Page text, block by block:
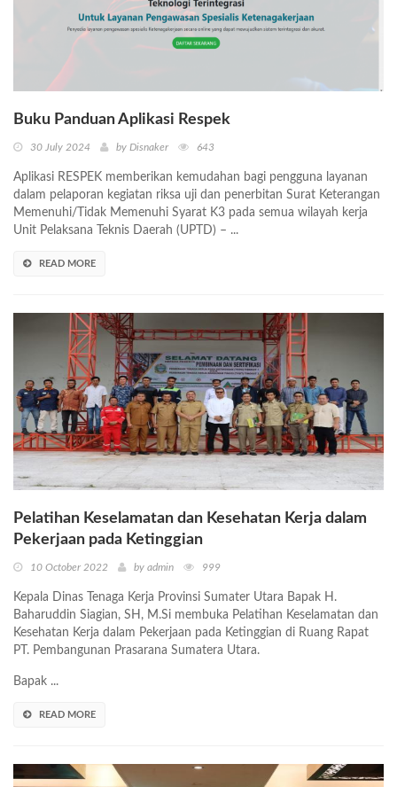
Buku Panduan Aplikasi Respek
30 July 2024 by Disnaker 643
Aplikasi RESPEK memberikan kemudahan bagi pengguna layanan
dalam pelaporan kegiatan riksa uji dan penerbitan Surat Keterangan
Memenuhi/Tidak Memenuhi Syarat K3 pada semua wilayah kerja
Unit Pelaksana Teknis Daerah (UPTD) – ...
READ MORE
Pelatihan Keselamatan dan Kesehatan Kerja dalam
Pekerjaan pada Ketinggian
10 October 2022 by admin 999
Kepala Dinas Tenaga Kerja Provinsi Sumater Utara Bapak H.
Baharuddin Siagian, SH, M.Si membuka Pelatihan Keselamatan dan
Kesehatan Kerja dalam Pekerjaan pada Ketinggian di Ruang Rapat
PT. Pembangunan Prasarana Sumatera Utara.
Bapak ...
READ MORE